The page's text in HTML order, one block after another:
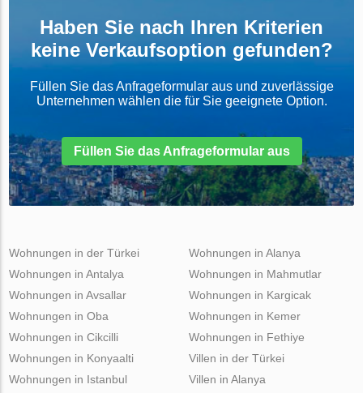
Haben Sie nach Ihren Kriterien
keine Verkaufsoption gefunden?
Füllen Sie das Anfrageformular aus und zuverlässige
Unternehmen wählen die für Sie geeignete Option.
Füllen Sie das Anfrageformular aus
Wohnungen in der Türkei
Wohnungen in Antalya
Wohnungen in Avsallar
Wohnungen in Oba
Wohnungen in Cikcilli
Wohnungen in Alanya
Wohnungen in Mahmutlar
Wohnungen in Kargicak
Wohnungen in Kemer
Wohnungen in Fethiye
Wohnungen in Konyaalti
Wohnungen in Istanbul
Villen in der Türkei
Villen in Alanya